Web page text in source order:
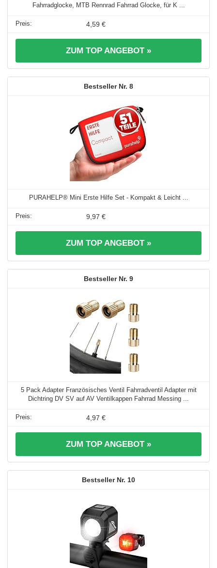
Fahrradglocke, MTB Rennrad Fahrrad Glocke, für K ...
4,59 €
ZUM TOP ANGEBOT »
8
PURAHELP® Mini Erste Hilfe Set - Kompakt & Leicht ...
9,97 €
ZUM TOP ANGEBOT »
9
5 Pack Adapter Französisches Ventil Fahrradventil Adapter mit
Dichtring DV SV auf AV Ventilkappen Fahrrad Messing ...
4,97 €
ZUM TOP ANGEBOT »
10